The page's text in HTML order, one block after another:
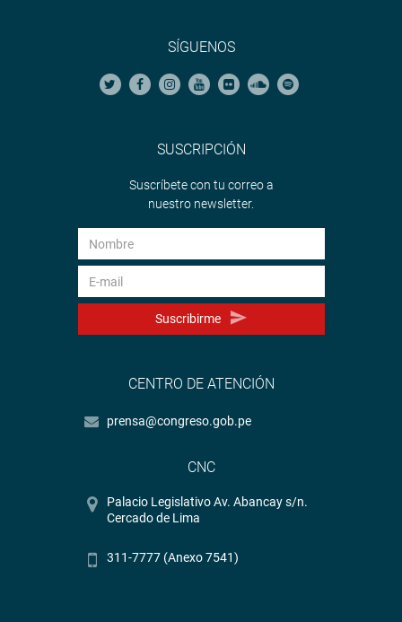
SÍGUENOS
SUSCRIPCIÓN
Suscríbete con tu correo a
nuestro newsletter.
Suscribirme
CENTRO DE ATENCIÓN
prensa@congreso.gob.pe
CNC
Palacio Legislativo Av. Abancay s/n.
Cercado de Lima
311-7777 (Anexo 7541)